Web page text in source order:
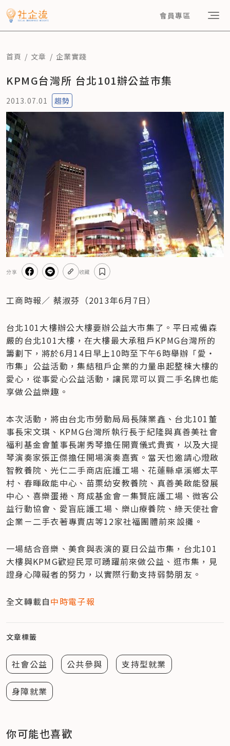
會員專區
首頁 文章 企業實踐
KPMG台灣所 台北101辦公益市集
2013.07.01 趨勢
分享 收藏
工商時報／ 蔡淑芬（2013年6月7日）
台北101大樓辦公大樓要辦公益大市集了。平日戒備森
嚴的台北101大樓，在大樓最大承租戶KPMG台灣所的
籌劃下，將於6月14日早上10時至下午6時舉辦「愛‧
市集」公益活動，集結租戶企業的力量串起整棟大樓的
愛心，從事愛心公益活動，讓民眾可以買二手名牌也能
享做公益樂趣。
本次活動，將由台北市勞動局局長陳業鑫、台北101董
事長宋文琪、KPMG台灣所執行長于紀隆與真善美社會
福利基金會董事長謝秀琴擔任開賣儀式貴賓，以及大提
琴演奏家張正傑擔任開場演奏嘉賓。當天也邀請心燈啟
智教養院、光仁二手商店庇護工場、花蓮縣卓溪鄉太平
村、春暉啟能中心、苗栗幼安教養院、真善美啟能發展
中心、喜樂蛋捲、育成基金會－集賢庇護工場、微客公
益行動協會、愛盲庇護工場、樂山療養院、綠天使社會
企業－二手衣著專賣店等12家社福團體前來設攤。
一場結合音樂、美食與表演的夏日公益市集，台北101
大樓與KPMG歡迎民眾可踴躍前來做公益、逛市集，見
證身心障礙者的努力，以實際行動支持弱勢朋友。
全文轉載自中時電子報
文章標籤
社會公益 公共參與 支持型就業
身障就業
你可能也喜歡